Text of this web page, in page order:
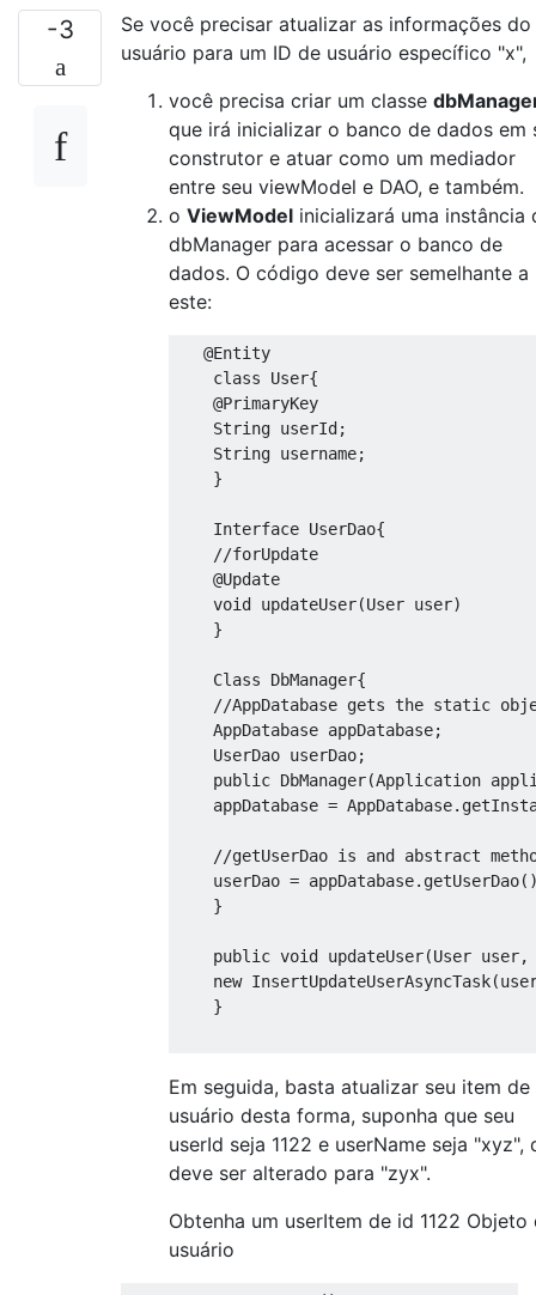
-3
Se você precisar atualizar as informações do
usuário para um ID de usuário específico "x",
você precisa criar um classe
que irá inicializar o banco de dados em
construtor e atuar como um mediador
entre seu viewModel e DAO, e também.
o ViewModel inicializará uma instância
dbManager para acessar o banco de
dados. O código deve ser semelhante a
este:
@Entity
class
User{
@PrimaryKey
String userId;
String username;
}
Interface UserDao{
//forUpdate
@Update
void updateUser(User user)
}
Class DbManager{
//AppDatabase gets the static
AppDatabase appDatabase;
UserDao userDao;
public DbManager(Application
    appDatabase
= AppDatabase.
//getUserDao is and abstract
    userDao
= appDatabase. getUserDao
}
public void updateUser(User user,
new InsertUpdateUserAsyncTask(
}
public static
private UserDao userDAO
public
Em seguida, basta atualizar seu item de
usuário desta forma, suponha que seu
userId seja 1122 e userName seja "xyz",
deve ser alterado para "zyx".
Obtenha um userItem de id 1122 Objeto
usuário